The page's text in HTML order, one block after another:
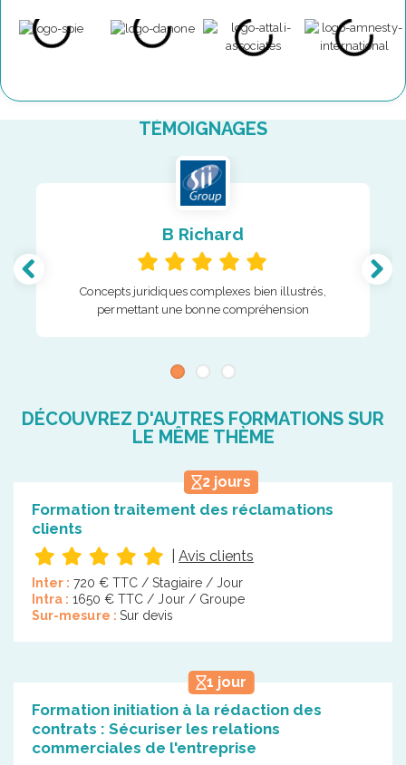
TÉMOIGNAGES
B Richard
Concepts juridiques complexes bien illustrés,
permettant une bonne compréhension
DÉCOUVREZ D'AUTRES FORMATIONS SUR
LE MÊME THÈME
2 jours
Formation traitement des réclamations
clients
Avis clients
Inter : 720 € TTC / Stagiaire / Jour
Intra : 1650 € TTC / Jour / Groupe
Sur-mesure : Sur devis
1 jour
Formation initiation à la rédaction des
contrats : Sécuriser les relations
commerciales de l'entreprise